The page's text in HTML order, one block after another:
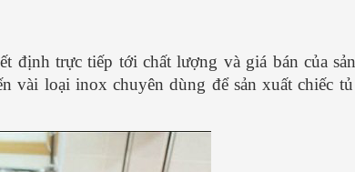
định trực tiếp tới chất lượng và giá bán của
vài loại inox chuyên dùng để sản xuất chiếc